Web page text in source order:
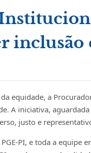
inclusão
equidade, a
A iniciativa,
justo e
PI, e toda a equipe